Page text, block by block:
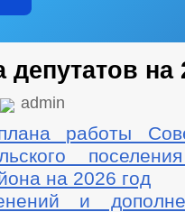
на
admin
работы
на 2026 год
и